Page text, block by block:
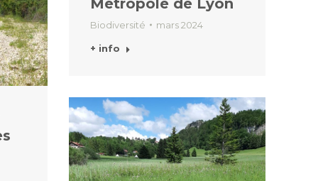
Métropole de Lyon
Biodiversité mars 2024
+ info